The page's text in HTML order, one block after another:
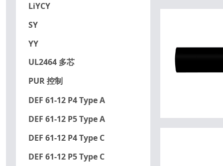
LiYCY
SY
YY
UL2464 多芯
PUR 控制
DEF 61-12 P4 Type A
DEF 61-12 P5 Type A
DEF 61-12 P4 Type C
DEF 61-12 P5 Type C